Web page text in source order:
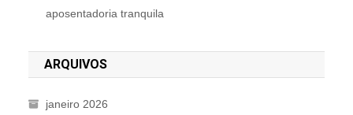
aposentadoria tranquila
ARQUIVOS
janeiro 2026